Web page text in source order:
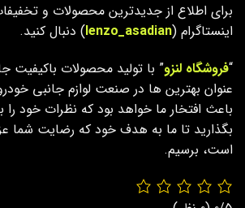
برای اطلاع از جدیدترین محصولات و
اینستاگرام (lenzo_asadian) دنبال کنید.
“فروشگاه لنزو” با تولید محصولات باکیفیت
عنوان بهترین ها در صنعت لوازم جانبی
باعث افتخار ما خواهد بود که نظرات خود را
بگذارید تا ما به هدف خود که رضایت شما
است، برسیم.